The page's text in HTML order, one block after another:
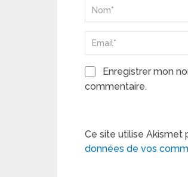
Enregistrer mon
commentaire.
Ce site utilise Akismet
données de vos